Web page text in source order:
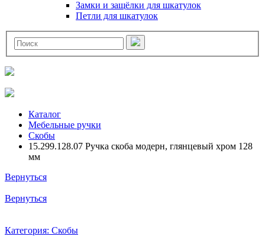
Замки и защёлки для шкатулок
Петли для шкатулок
Каталог
Мебельные ручки
Скобы
15.299.128.07 Ручка скоба модерн, глянцевый хром 128
мм
Вернуться
Вернуться
Категория: Скобы